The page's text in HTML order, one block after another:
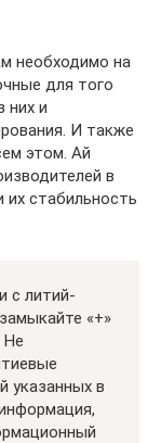
необходимо на
для того
них и
И также
этом. Ай
в
их стабильность
с литий-
«+»
Не
указанных в